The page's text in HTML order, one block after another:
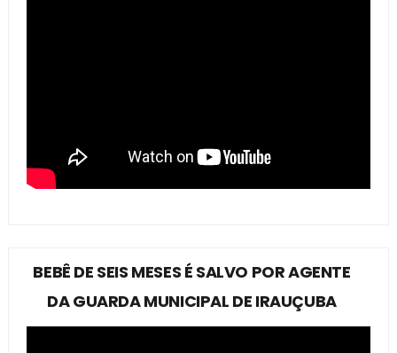
BEBÊ DE SEIS MESES É SALVO POR AGENTE
DA GUARDA MUNICIPAL DE IRAUÇUBA